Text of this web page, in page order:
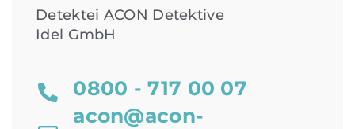
Detektei ACON Detektive
Idel GmbH
0800 - 717 00 07
acon@acon-